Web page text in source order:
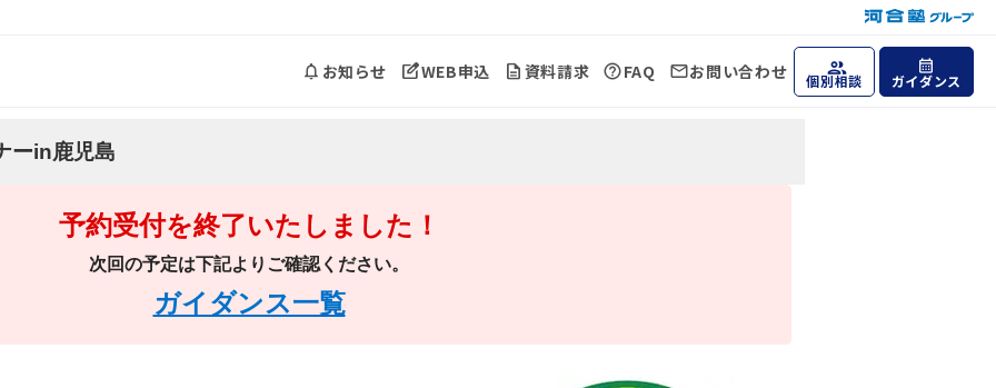
お知らせ WEB申込 資料請求 FAQ お問い合わせ 個別相談 ガイダンス
ーin鹿児島
予約受付を終了いたしました！
次回の予定は下記よりご確認ください。
ガイダンス一覧